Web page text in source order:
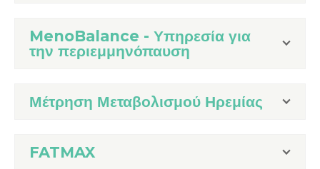
MenoBalance - Υπηρεσία για
την περιεμμηνόπαυση
Μέτρηση Μεταβολισμού Ηρεμίας
FATMAX